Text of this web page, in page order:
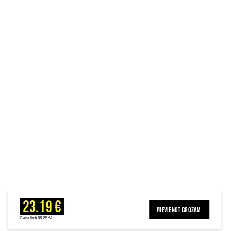
23.19 €
Cena litrā 66.26 €/L
PIEVIENOT GROZAM